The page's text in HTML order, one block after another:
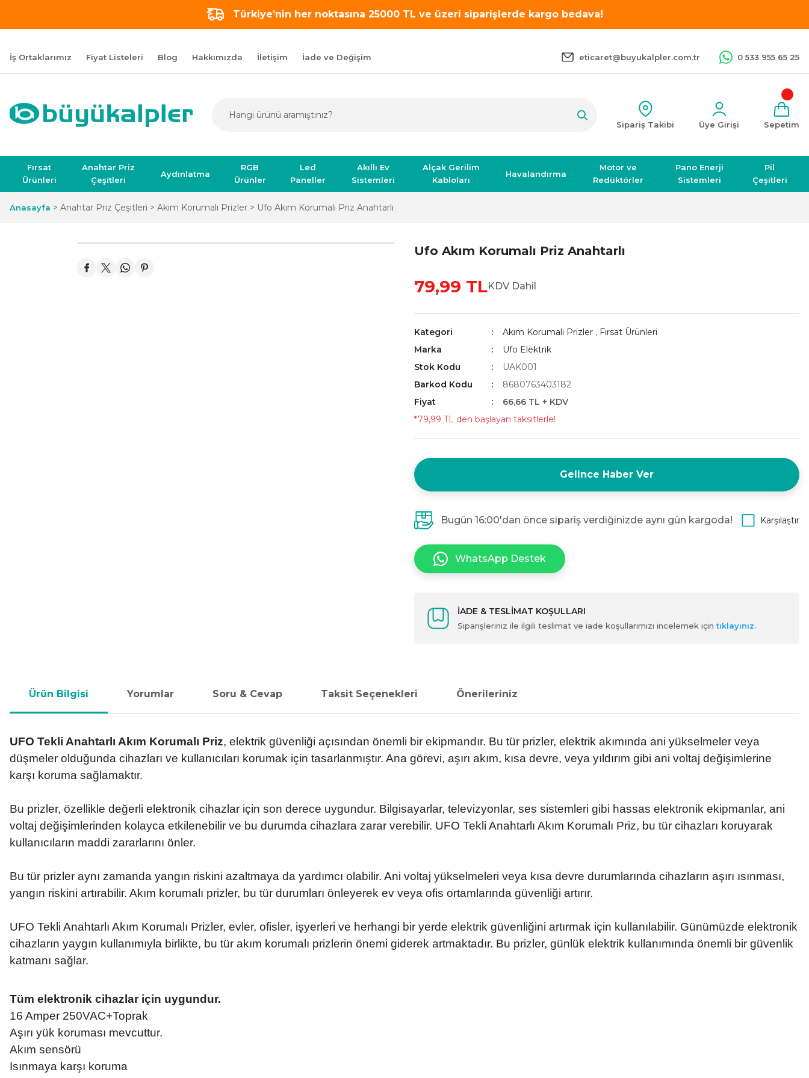
Türkiye’nin her noktasına 25000 TL ve üzeri siparişlerde kargo bedava!
İş Ortaklarımız Fiyat Listeleri Blog Hakkımızda İletişim İade ve Değişim eticaret@buyukalpler.com.tr 0 533 955 65 25
Sipariş Takibi Üye Girişi Sepetim
Fırsat
Ürünleri
Anahtar Priz
Çeşitleri
Aydınlatma
RGB
Ürünler
Led
Paneller
Akıllı Ev
Sistemleri
Alçak Gerilim
Kabloları
Havalandırma
Motor ve
Redüktörler
Pano Enerji
Sistemleri
Pil
Çeşitleri
Anasayfa Anahtar Priz Çeşitleri Akım Korumalı Prizler Ufo Akım Korumalı Priz Anahtarlı
Ufo Akım Korumalı Priz Anahtarlı
79,99 TLKDV Dahil
Kategori Akım Korumalı Prizler , Fırsat Ürünleri
Marka
Ufo Elektrik
Stok Kodu
UAK001
Barkod Kodu
8680763403182
Fiyat
66,66 TL + KDV
*79,99 TL den başlayan taksitlerle!
Gelince Haber Ver
Bugün 16:00'dan önce sipariş verdiğinizde aynı gün kargoda! Karşılaştır
WhatsApp Destek
İADE & TESLİMAT KOŞULLARI
Siparişleriniz ile ilgili teslimat ve iade koşullarımızı incelemek içintıklayınız.
Ürün Bilgisi Yorumlar Soru & Cevap Taksit Seçenekleri Önerileriniz
UFO Tekli Anahtarlı Akım Korumalı Priz, elektrik güvenliği açısından önemli bir ekipmandır. Bu tür prizler, elektrik akımında ani yükselmeler veya
düşmeler olduğunda cihazları ve kullanıcıları korumak için tasarlanmıştır. Ana görevi, aşırı akım, kısa devre, veya yıldırım gibi ani voltaj değişimlerine
karşı koruma sağlamaktır.
Bu prizler, özellikle değerli elektronik cihazlar için son derece uygundur. Bilgisayarlar, televizyonlar, ses sistemleri gibi hassas elektronik ekipmanlar, ani
voltaj değişimlerinden kolayca etkilenebilir ve bu durumda cihazlara zarar verebilir. UFO Tekli Anahtarlı Akım Korumalı Priz, bu tür cihazları koruyarak
kullanıcıların maddi zararlarını önler.
Bu tür prizler aynı zamanda yangın riskini azaltmaya da yardımcı olabilir. Ani voltaj yükselmeleri veya kısa devre durumlarında cihazların aşırı ısınması,
yangın riskini artırabilir. Akım korumalı prizler, bu tür durumları önleyerek ev veya ofis ortamlarında güvenliği artırır.
UFO Tekli Anahtarlı Akım Korumalı Prizler, evler, ofisler, işyerleri ve herhangi bir yerde elektrik güvenliğini artırmak için kullanılabilir. Günümüzde elektronik
cihazların yaygın kullanımıyla birlikte, bu tür akım korumalı prizlerin önemi giderek artmaktadır. Bu prizler, günlük elektrik kullanımında önemli bir güvenlik
katmanı sağlar.
Tüm elektronik cihazlar için uygundur.
16 Amper 250VAC+Toprak
Aşırı yük koruması mevcuttur.
Akım sensörü
Isınmaya karşı koruma